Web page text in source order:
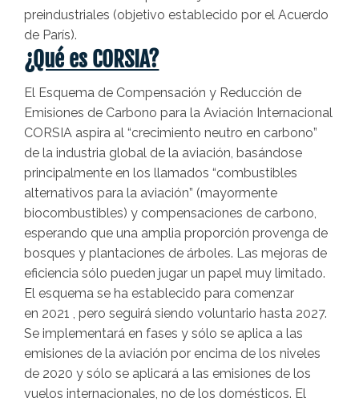
preindustriales (objetivo establecido por el Acuerdo
de París).
¿Qué es CORSIA?
El Esquema de Compensación y Reducción de
Emisiones de Carbono para la Aviación Internacional
CORSIA aspira al “crecimiento neutro en carbono”
de la industria global de la aviación, basándose
principalmente en los llamados “combustibles
alternativos para la aviación” (mayormente
biocombustibles) y compensaciones de carbono,
esperando que una amplia proporción provenga de
bosques y plantaciones de árboles. Las mejoras de
eficiencia sólo pueden jugar un papel muy limitado.
El esquema se ha establecido para comenzar
en 2021 , pero seguirá siendo voluntario hasta 2027.
Se implementará en fases y sólo se aplica a las
emisiones de la aviación por encima de los niveles
de 2020 y sólo se aplicará a las emisiones de los
vuelos internacionales, no de los domésticos. El